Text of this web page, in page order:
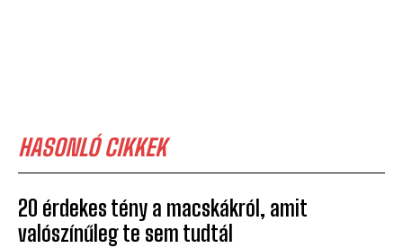
HASONLÓ CIKKEK
20 érdekes tény a macskákról, amit
valószínűleg te sem tudtál